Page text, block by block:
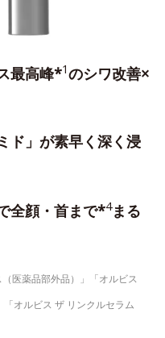
最高峰*1のシワ改善×
ド」が素早く深く浸
全顔・首まで*4まる
医薬品部外品）」「オルビス
オルビス ザ リンクルセラム